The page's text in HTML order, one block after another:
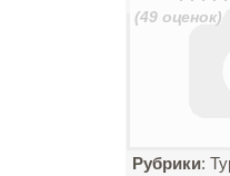
(49 оценок)
Рубрики: